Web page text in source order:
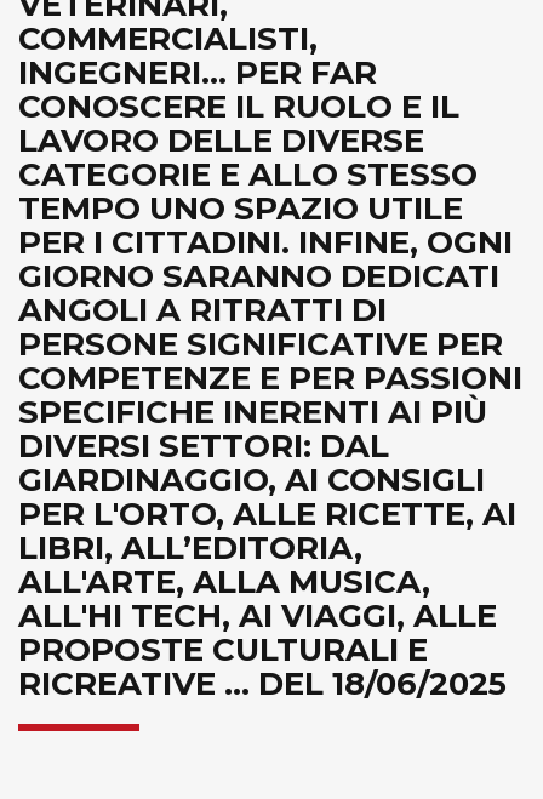
COMMERCIALISTI,
INGEGNERI... PER FAR
CONOSCERE IL RUOLO E IL
LAVORO DELLE DIVERSE
CATEGORIE E ALLO STESSO
TEMPO UNO SPAZIO UTILE
PER I CITTADINI. INFINE, OGNI
GIORNO SARANNO DEDICATI
ANGOLI A RITRATTI DI
PERSONE SIGNIFICATIVE PER
COMPETENZE E PER PASSIONI
SPECIFICHE INERENTI AI PIÙ
DIVERSI SETTORI: DAL
GIARDINAGGIO, AI CONSIGLI
PER L'ORTO, ALLE RICETTE, AI
LIBRI, ALL’EDITORIA,
ALL'ARTE, ALLA MUSICA,
ALL'HI TECH, AI VIAGGI, ALLE
PROPOSTE CULTURALI E
RICREATIVE ... DEL 18/06/2025